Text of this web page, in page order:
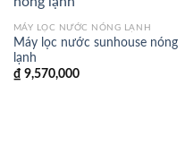
MÁY LỌC NƯỚC NÓNG LẠNH
Máy lọc nước sunhouse nóng
lạnh
₫ 9,570,000